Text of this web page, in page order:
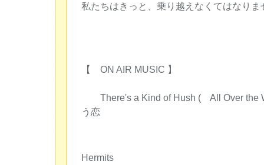
私たちはきっと、乗り越えなくてはなりま
【 ON AIR MUSIC 】
There's a Kind of Hush ( All Over
う恋
Hermits